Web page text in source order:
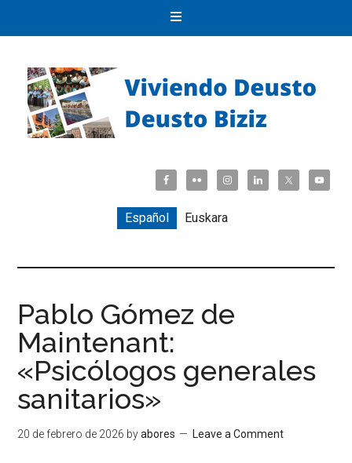
Español Euskara
Pablo Gómez de
Maintenant:
«Psicólogos generales
sanitarios»
20 de febrero de 2026 byabores Leave a Comment